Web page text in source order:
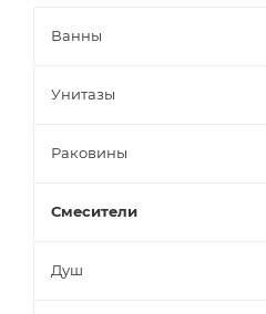
Ванны
Унитазы
Раковины
Смесители
Душ